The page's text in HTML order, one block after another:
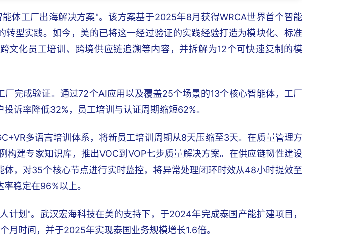
体工厂出海解决方案"。该方案基于2025年8月获得WRCA世界首个智能
转型实践。如今，美的已将这一经过验证的实践经验打造为模块化、标准
文化员工培训、跨境供应链追溯等内容，并拆解为12个可快速复制的模
厂完成验证。通过72个AI应用以及覆盖25个场景的13个核心智能体，工厂
诉率降低32%，员工培训与认证周期缩短62%。
多语言培训体系，将新员工培训周期从8天压缩至3天。在质量管理方
构建专家知识库，推出VOC到VOP七步质量解决方案。在供应链韧性建设
体，对35个核心节点进行实时监控，将异常处理闭环时效从48小时提效至
稳定在96%以上。
计划"。武汉宏海科技在美的支持下，于2024年完成泰国产能扩建项目，
月时间，并于2025年实现泰国业务规模增长1.6倍。